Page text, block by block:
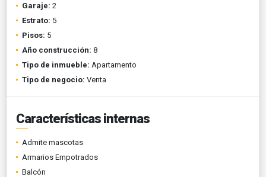
Garaje: 2
Estrato: 5
Pisos: 5
Año construcción: 8
Tipo de inmueble: Apartamento
Tipo de negocio: Venta
Características internas
Admite mascotas
Armarios Empotrados
Balcón